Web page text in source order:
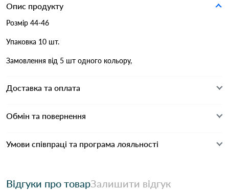
Опис продукту
Розмір 44-46
Упаковка 10 шт.
Замовлення від 5 шт одного кольору,
Доставка та оплата
Обмін та повернення
Умови співпраці та програма лояльності
Відгуки про товарЗалишити відгук